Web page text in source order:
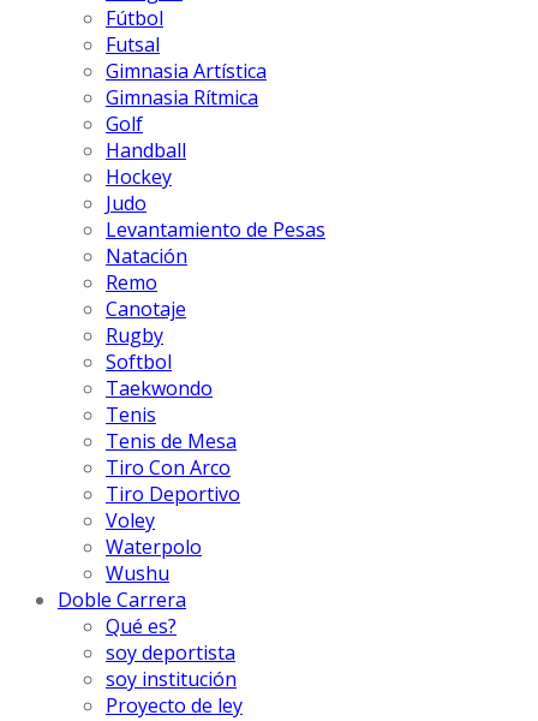
Fútbol
Futsal
Gimnasia Artística
Gimnasia Rítmica
Golf
Handball
Hockey
Judo
Levantamiento de Pesas
Natación
Remo
Canotaje
Rugby
Softbol
Taekwondo
Tenis
Tenis de Mesa
Tiro Con Arco
Tiro Deportivo
Voley
Waterpolo
Wushu
Doble Carrera
Qué es?
soy deportista
soy institución
Proyecto de ley